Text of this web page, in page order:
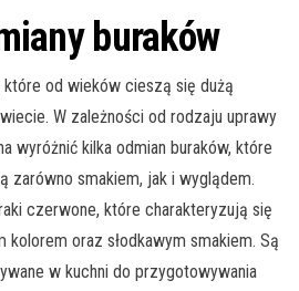
buraków
które od wieków cieszą się dużą
W zależności od rodzaju uprawy
wyróżnić kilka odmian buraków, które
zarówno smakiem, jak i wyglądem.
czerwone, które charakteryzują się
kolorem oraz słodkawym smakiem. Są
w kuchni do przygotowywania